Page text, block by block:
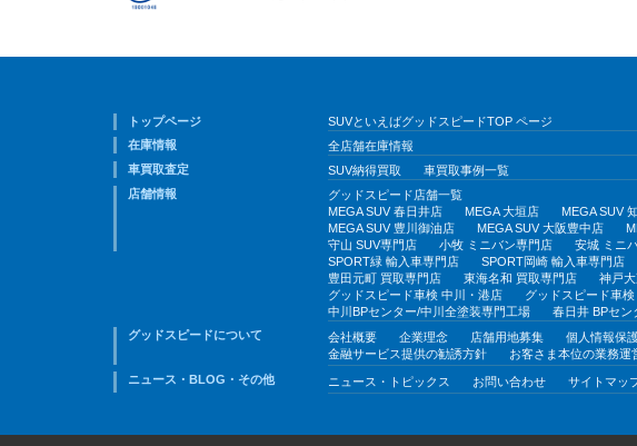
トップページ
SUVといえばグッドスピードTOP ページ
在庫情報
全店舗在庫情報
車買取査定
SUV納得買取
車買取事例一覧
店舗情報
グッドスピード店舗一覧
MEGA SUV 春日井店
MEGA 大垣店 MEGA SUV
MEGA SUV 豊川御油店
MEGA SUV 大阪豊中店
守山 SUV専門店
小牧 ミニバン専門店 安城 ミニ
SPORT緑 輸入車専門店
SPORT岡崎 輸入車専門店
豊田元町 買取専門店
東海名和 買取専門店 神戸
グッドスピード車検 中川・港店
グッドスピード車
中川BPセンター/中川全塗装専門工場
春日井 BPセン
グッドスピードについて
会社概要 企業理念 店舗用地募集 個人情報保
金融サービス提供の勧誘方針
お客さま本位の業務運
ニュース・BLOG・その他
ニュース・トピックス お問い合わせ サイトマッ